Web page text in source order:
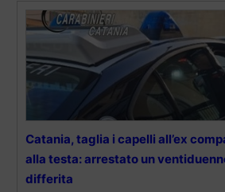
Catania, taglia i capelli all’ex
alla testa: arrestato un
differita